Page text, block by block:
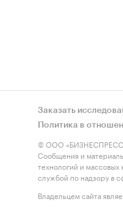
Заказать
Политика в
© ООО
Сообщения и
технологий и
службой по надзору в
Владельцем сайта